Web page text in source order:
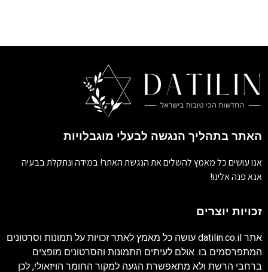
האתר בתהליך הנגשה לבעלי מוגבלויות
אנו עושים כל מאמץ להשלים את הנגשת האתר! במידה ונתקלת בבעיה
אנא פנה אלינו!
זכויות יוצרים
אתר datilin.co.il עושה כל מאמץ לאתר זכויות על תמונות וסרטונים
המתפרסמים בו. אולם לעיתים התמונות והסרטונים מופצים
ברחבי הרשת ולא מתאפשרת הגעה למקור החומר הויזאולי, לכן